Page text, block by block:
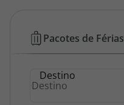
Área de Cliente
Hotéis
Baratos
Pacotes de Férias
Destino